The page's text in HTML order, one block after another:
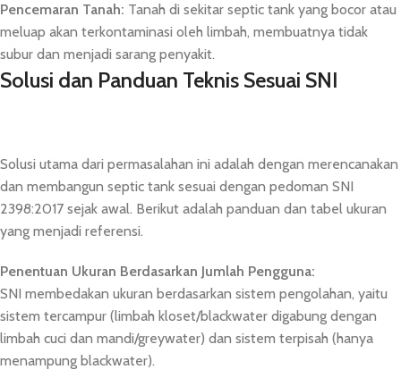
Pencemaran Tanah: Tanah di sekitar septic tank yang bocor atau
meluap akan terkontaminasi oleh limbah, membuatnya tidak
subur dan menjadi sarang penyakit.
Solusi dan Panduan Teknis Sesuai SNI
Solusi utama dari permasalahan ini adalah dengan merencanakan
dan membangun septic tank sesuai dengan pedoman SNI
2398:2017 sejak awal. Berikut adalah panduan dan tabel ukuran
yang menjadi referensi.
Penentuan Ukuran Berdasarkan Jumlah Pengguna:
SNI membedakan ukuran berdasarkan sistem pengolahan, yaitu
sistem tercampur (limbah kloset/blackwater digabung dengan
limbah cuci dan mandi/greywater) dan sistem terpisah (hanya
menampung blackwater).